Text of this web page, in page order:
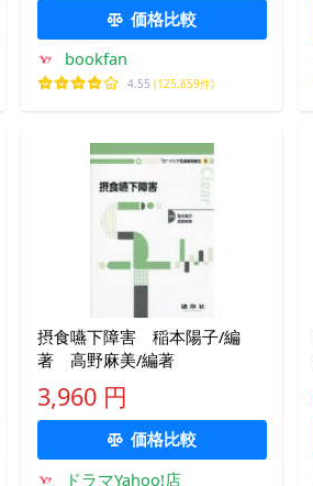
価格比較
bookfan
4.55 (125,859件)
摂食嚥下障害 稲本陽子/編
著 高野麻美/編著
3,960 円
価格比較
ドラマYahoo!店